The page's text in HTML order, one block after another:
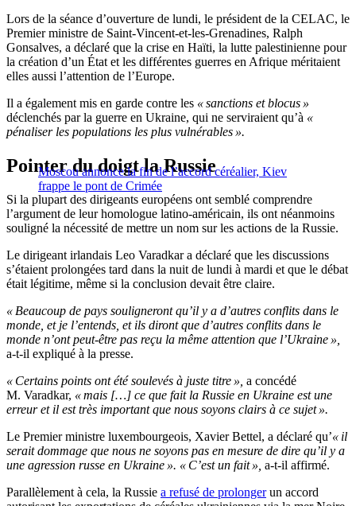
Lors de la séance d’ouverture de lundi, le président de la CELAC, le
Premier ministre de Saint-Vincent-et-les-Grenadines, Ralph
Gonsalves, a déclaré que la crise en Haïti, la lutte palestinienne pour
la création d’un État et les différentes guerres en Afrique méritaient
elles aussi l’attention de l’Europe.
Il a également mis en garde contre les « sanctions et blocus »
déclenchés par la guerre en Ukraine, qui ne serviraient qu’à «
pénaliser les populations les plus vulnérables ».
Moscou annonce la fin de l’accord céréalier, Kiev
frappe le pont de Crimée
Pointer du doigt la Russie
Si la plupart des dirigeants européens ont semblé comprendre
l’argument de leur homologue latino-américain, ils ont néanmoins
souligné la nécessité de mettre un nom sur les actions de la Russie.
Le dirigeant irlandais Leo Varadkar a déclaré que les discussions
s’étaient prolongées tard dans la nuit de lundi à mardi et que le débat
était légitime, même si la conclusion devait être claire.
« Beaucoup de pays souligneront qu’il y a d’autres conflits dans le
monde, et je l’entends, et ils diront que d’autres conflits dans le
monde n’ont peut-être pas reçu la même attention que l’Ukraine »,
a-t-il expliqué à la presse.
« Certains points ont été soulevés à juste titre », a concédé
M. Varadkar, « mais […] ce que fait la Russie en Ukraine est une
erreur et il est très important que nous soyons clairs à ce sujet ».
Le Premier ministre luxembourgeois, Xavier Bettel, a déclaré qu’« il
serait dommage que nous ne soyons pas en mesure de dire qu’il y a
une agression russe en Ukraine ». « C’est un fait », a-t-il affirmé.
Parallèlement à cela, la Russie a refusé de prolongerun accord